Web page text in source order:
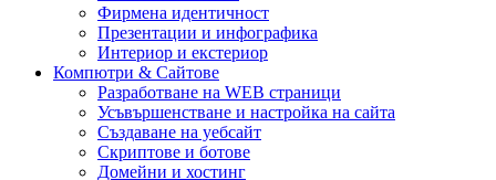
Фирмена идентичност
Презентации и инфографика
Интериор и екстериор
Компютри & Сайтове
Разработване на WEB страници
Усъвършенстване и настройка на сайта
Създаване на уебсайт
Скриптове и ботове
Домейни и хостинг